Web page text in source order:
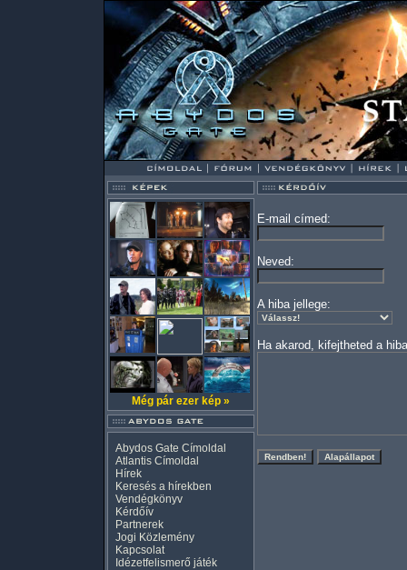
Még pár ezer kép »
Abydos Gate Címoldal
Atlantis Címoldal
Hírek
Keresés a hírekben
Vendégkönyv
Kérdőív
Partnerek
Jogi Közlemény
Kapcsolat
Idézetfelismerő játék
E-mail címed:
Neved:
A hiba jellege:
Ha akarod, kifejtheted a